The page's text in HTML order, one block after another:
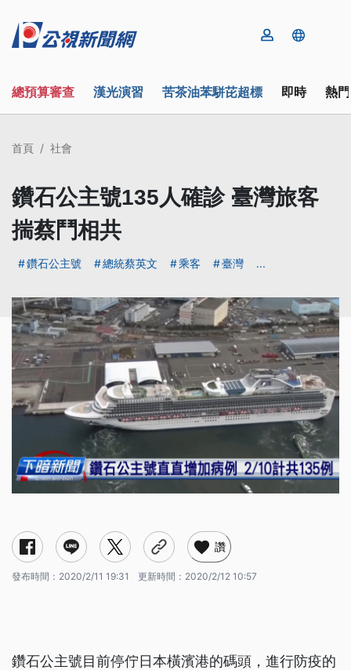
總預算審查 漢光演習 苦茶油苯駢芘超標 即時 熱
首頁 社會
鑽石公主號135人確診 臺灣旅客
揣蔡鬥相共
鑽石公主號 總統蔡英文 乘客 臺灣 ...
讚
發布時間： 2020/2/11 19:31 更新時間： 2020/2/12 10:57
鑽石公主號目前停佇日本橫濱港的碼頭，進行防疫的